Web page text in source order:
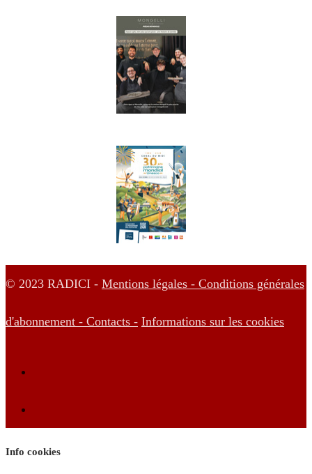
© 2023 RADICI - Mentions légales - Conditions générales
d'abonnement - Contacts - Informations sur les cookies
Info cookies